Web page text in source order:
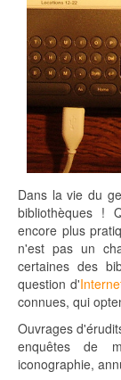
Dans la vie du
bibliothèques !
encore plus
n'est pas un
certaines des
question d'
connues, qui
Ouvrages
enquêtes de
iconographie,